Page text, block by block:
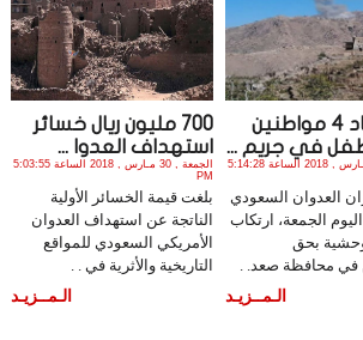
استشهاد 4 مواطنين
في جريم ...
الجمعة , 30 مـارس , 2018 الساعة 5:14:28
العدوان السعودي
اليوم الجمعة، ارتكاب
بحق
في محافظة صعد. .
الـمــزيـد
700 مليون ريال خسائر
استهداف العدوا ...
الجمعة , 30 مـارس , 2018 الساعة 5:03:55
PM
بلغت قيمة الخسائر الأولية
الناتجة عن استهداف العدوان
الأمريكي السعودي للمواقع
التاريخية والأثرية في . .
الـمــزيـد